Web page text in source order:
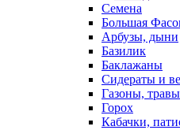
Семена
Большая
Арбузы, дыни
Базилик
Баклажаны
Сидераты и
Газоны,
Горох
Кабачки,